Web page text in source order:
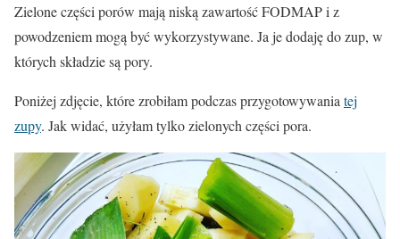
Zielone części porów mają niską zawartość FODMAP i z
powodzeniem mogą być wykorzystywane. Ja je dodaję do zup, w
których składzie są pory.
Poniżej zdjęcie, które zrobiłam podczas przygotowywania tej
zupy. Jak widać, użyłam tylko zielonych części pora.